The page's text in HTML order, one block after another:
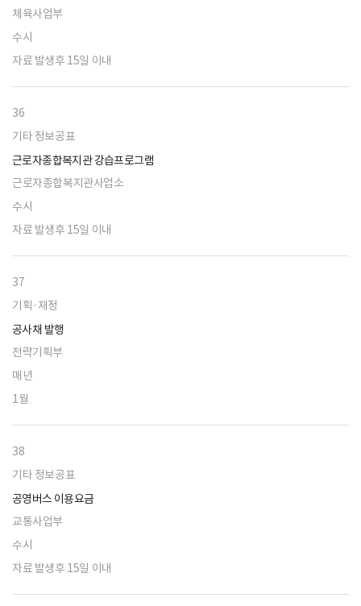
체육사업부
수시
자료 발생후 15일 이내
36
기타 정보공표
근로자종합복지관 강습프로그램
근로자종합복지관사업소
수시
자료 발생후 15일 이내
37
기획·재정
공사채 발행
전략기획부
매년
1월
38
기타 정보공표
공영버스 이용요금
교통사업부
수시
자료 발생후 15일 이내